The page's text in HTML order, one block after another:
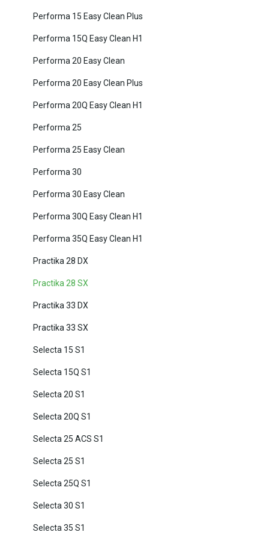
Performa 15 Easy Clean Plus
Performa 15Q Easy Clean H1
Performa 20 Easy Clean
Performa 20 Easy Clean Plus
Performa 20Q Easy Clean H1
Performa 25
Performa 25 Easy Clean
Performa 30
Performa 30 Easy Clean
Performa 30Q Easy Clean H1
Performa 35Q Easy Clean H1
Practika 28 DX
Practika 28 SX
Practika 33 DX
Practika 33 SX
Selecta 15 S1
Selecta 15Q S1
Selecta 20 S1
Selecta 20Q S1
Selecta 25 ACS S1
Selecta 25 S1
Selecta 25Q S1
Selecta 30 S1
Selecta 35 S1